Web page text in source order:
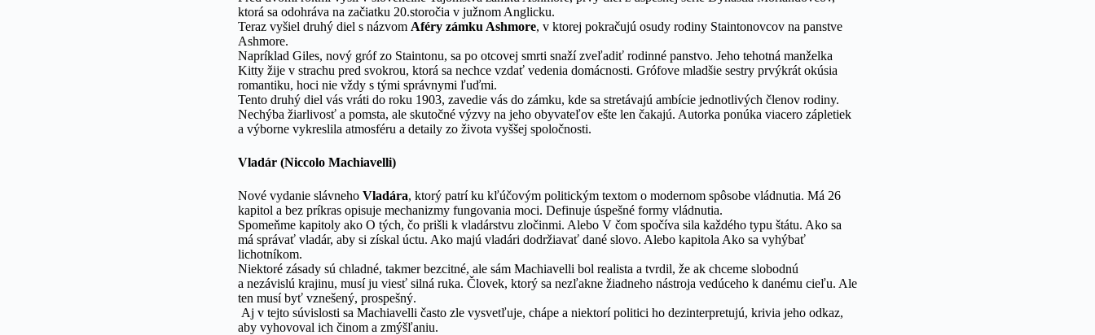
ktorá sa odohráva na začiatku 20.storočia v južnom Anglicku.
Teraz vyšiel druhý diel s názvom Aféry zámku Ashmore, v ktorej pokračujú osudy rodiny Staintonovcov na panstve
Ashmore.
Napríklad Giles, nový gróf zo Staintonu, sa po otcovej smrti snaží zveľadiť rodinné panstvo. Jeho tehotná manželka
Kitty žije v strachu pred svokrou, ktorá sa nechce vzdať vedenia domácnosti. Grófove mladšie sestry prvýkrát okúsia
romantiku, hoci nie vždy s tými správnymi ľuďmi.
Tento druhý diel vás vráti do roku 1903, zavedie vás do zámku, kde sa stretávajú ambície jednotlivých členov rodiny.
Nechýba žiarlivosť a pomsta, ale skutočné výzvy na jeho obyvateľov ešte len čakajú. Autorka ponúka viacero zápletiek
a výborne vykreslila atmosféru a detaily zo života vyššej spoločnosti.
Vladár (Niccolo Machiavelli)
Nové vydanie slávneho Vladára, ktorý patrí ku kľúčovým politickým textom o modernom spôsobe vládnutia. Má 26
kapitol a bez príkras opisuje mechanizmy fungovania moci. Definuje úspešné formy vládnutia.
Spomeňme kapitoly ako O tých, čo prišli k vladárstvu zločinmi. Alebo V čom spočíva sila každého typu štátu. Ako sa
má správať vladár, aby si získal úctu. Ako majú vladári dodržiavať dané slovo. Alebo kapitola Ako sa vyhýbať
lichotníkom.
Niektoré zásady sú chladné, takmer bezcitné, ale sám Machiavelli bol realista a tvrdil, že ak chceme slobodnú
a nezávislú krajinu, musí ju viesť silná ruka. Človek, ktorý sa nezľakne žiadneho nástroja vedúceho k danému cieľu. Ale
ten musí byť vznešený, prospešný.
Aj v tejto súvislosti sa Machiavelli často zle vysvetľuje, chápe a niektorí politici ho dezinterpretujú, krivia jeho odkaz,
aby vyhovoval ich činom a zmýšľaniu.